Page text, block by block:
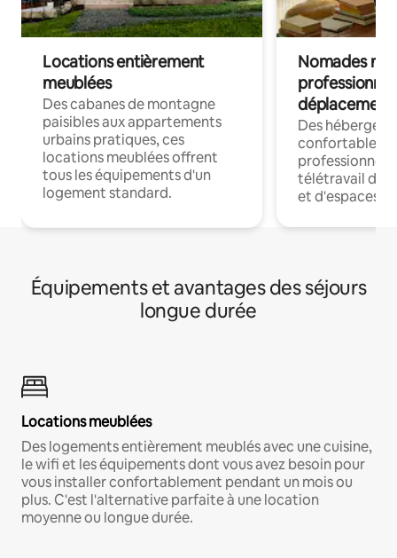
Locations entièrement
meublées
Des cabanes de montagne
paisibles aux appartements
urbains pratiques, ces
locations meublées offrent
tous les équipements d'un
logement standard.
Nomades
déplacement
Des
confortables
professionnels
télétravail
et d'espaces
Équipements et avantages des séjours
longue durée
Locations meublées
Des logements entièrement meublés avec une cuisine,
le wifi et les équipements dont vous avez besoin pour
vous installer confortablement pendant un mois ou
plus. C'est l'alternative parfaite à une location
moyenne ou longue durée.